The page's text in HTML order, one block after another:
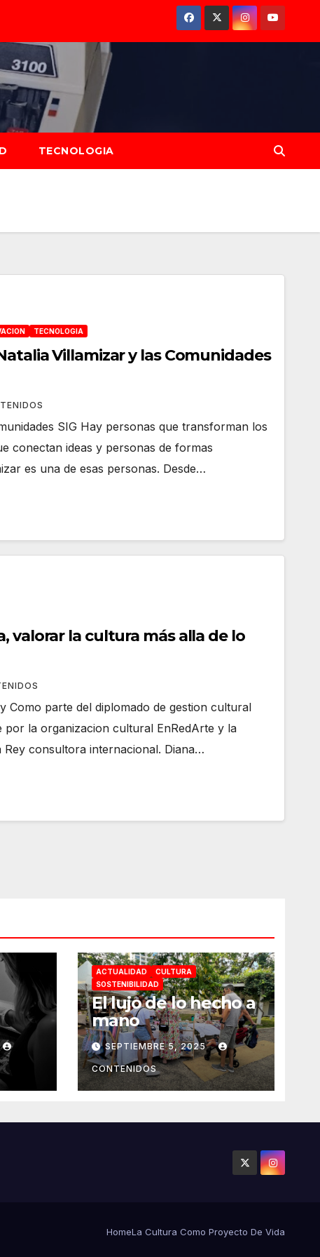
TECNOLOGIA
TECNOLOGIA
Villamizar y las Comunidades
SIG Hay personas que transforman los
conectan ideas y personas de formas
es una de esas personas. Desde…
valorar la cultura más alla de lo
Como parte del diplomado de gestion cultural
por la organizacion cultural EnRedArte y la
Rey consultora internacional. Diana…
ACTUALIDAD
CULTURA
SOSTENIBILIDAD
El lujo de lo hecho a
mano
SEPTIEMBRE 5, 2025
CONTENIDOS
HomeLa Cultura Como Proyecto De Vida